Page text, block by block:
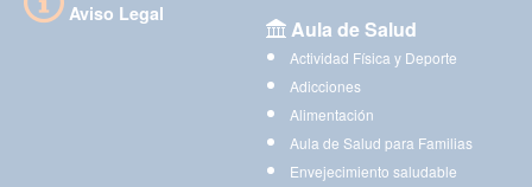
Aviso Legal
Aula de Salud
Actividad Física y Deporte
Adicciones
Alimentación
Aula de Salud para Familias
Envejecimiento saludable